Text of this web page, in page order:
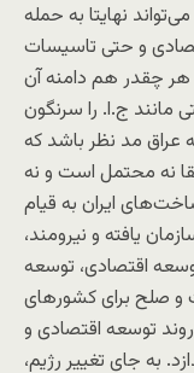
نهایتا به حمله
و حتی تاسیسات
هر چقدر هم دامنه آن‌
مانند ج.ا. را سرنگون
مگر آنکه سناریویی مانند حمله ۲۰۰۳ به عراق مد نظر باشد که
نه محتمل است و نه
ایران به قیام
یافته و نیرومند،
اقتصادی، توسعه
و صلح برای کشورهای
توسعه اقتصادی و
به جای تغییر رژیم،